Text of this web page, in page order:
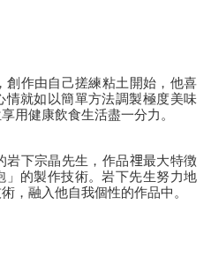
創作由自己搓練粘土開始，他喜
就如以簡單方法調製極度美味
用健康飲食生活盡一分力。
岩下宗晶先生，作品𥚃最大特徴
的製作技術。岩下先生努力地
，融入他自我個性的作品中。